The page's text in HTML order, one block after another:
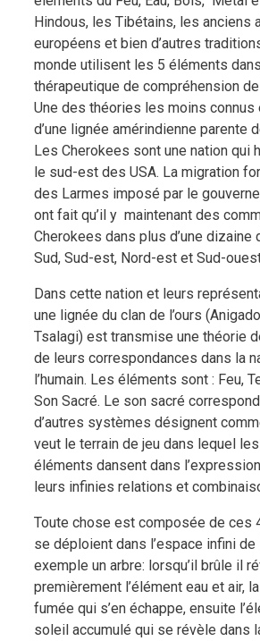
Hindous, les Tibétains, les anciens
européens et bien d’autres
monde utilisent les 5 éléments
thérapeutique de compréhension de
Une des théories les moins connus
d’une lignée amérindienne parente
Les Cherokees sont une nation qui
le sud-est des USA. La migration
des Larmes imposé par le
ont fait qu’il y maintenant des
Cherokees dans plus d’une dizaine
Sud, Sud-est, Nord-est et Sud-
Dans cette nation et leurs
une lignée du clan de l’ours
Tsalagi) est transmise une théorie
de leurs correspondances dans la
l’humain. Les éléments sont : Feu,
Son Sacré. Le son sacré
d’autres systèmes désignent
veut le terrain de jeu dans lequel
éléments dansent dans
leurs infinies relations et
Toute chose est composée de ces
se déploient dans l’espace infini de
exemple un arbre: lorsqu’il brûle il
premièrement l’élément eau et air,
fumée qui s’en échappe, ensuite
soleil accumulé qui se révèle dans